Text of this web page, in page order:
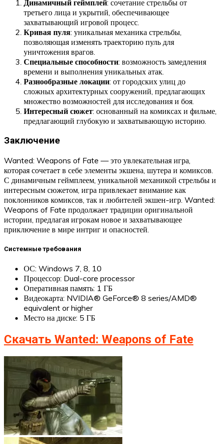
Динамичный геймплей: сочетание стрельбы от
третьего лица и укрытий, обеспечивающее
захватывающий игровой процесс.
Кривая пуля: уникальная механика стрельбы,
позволяющая изменять траекторию пуль для
уничтожения врагов.
Специальные способности: возможность замедления
времени и выполнения уникальных атак.
Разнообразные локации: от городских улиц до
сложных архитектурных сооружений, предлагающих
множество возможностей для исследования и боя.
Интересный сюжет: основанный на комиксах и фильме,
предлагающий глубокую и захватывающую историю.
Заключение
Wanted: Weapons of Fate — это увлекательная игра,
которая сочетает в себе элементы экшена, шутера и комиксов.
С динамичным геймплеем, уникальной механикой стрельбы и
интересным сюжетом, игра привлекает внимание как
поклонников комиксов, так и любителей экшен-игр. Wanted:
Weapons of Fate продолжает традиции оригинальной
истории, предлагая игрокам новое и захватывающее
приключение в мире интриг и опасностей.
Системные требования
ОС: Windows 7, 8, 10
Процессор: Dual-core processor
Оперативная память: 1 ГБ
Видеокарта: NVIDIA® GeForce® 8 series/AMD®
equivalent or higher
Место на диске: 5 ГБ
Скачать Wanted: Weapons of Fate